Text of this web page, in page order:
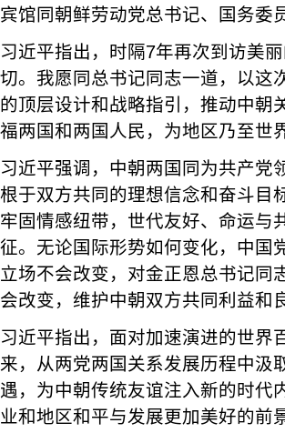
宾馆同朝鲜劳动党总书记、国务委
习近平指出，时隔7年再次到访美
切。我愿同总书记同志一道，以这
的顶层设计和战略指引，推动中朝
福两国和两国人民，为地区乃至世
习近平强调，中朝两国同为共产党
根于双方共同的理想信念和奋斗目
牢固情感纽带，世代友好、命运与
征。无论国际形势如何变化，中国
立场不会改变，对金正恩总书记同
会改变，维护中朝双方共同利益和
习近平指出，面对加速演进的世界
来，从两党两国关系发展历程中汲
遇，为中朝传统友谊注入新的时代
业和地区和平与发展更加美好的前